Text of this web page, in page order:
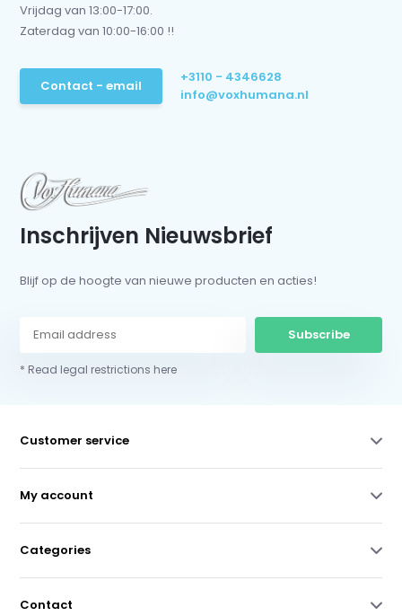
Vrijdag van 13:00-17:00.
Zaterdag van 10:00-16:00 !!
Contact - email
+3110 - 4346628
info@voxhumana.nl
Inschrijven Nieuwsbrief
Blijf op de hoogte van nieuwe producten en acties!
Subscribe
* Read legal restrictions here
Customer service
My account
Categories
Contact